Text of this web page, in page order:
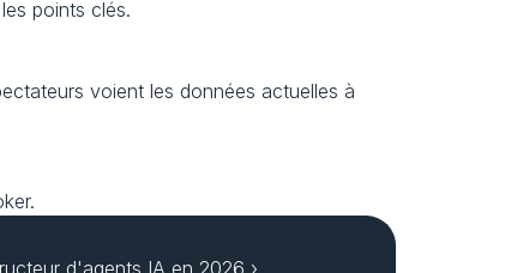
points clés.
voient les données actuelles à
d'agents IA en 2026 ›